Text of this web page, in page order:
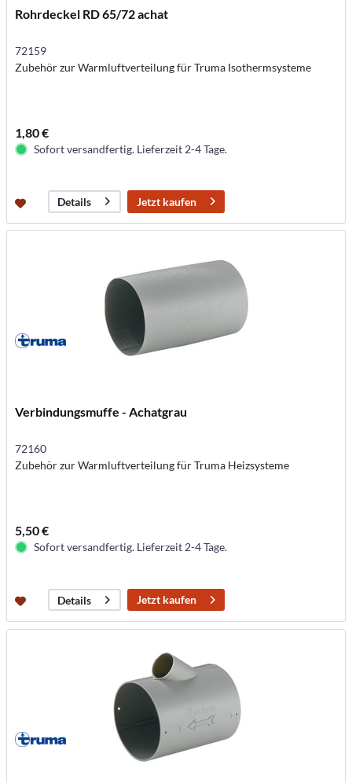
Rohrdeckel RD 65/72 achat
72159
Zubehör zur Warmluftverteilung für Truma Isothermsysteme
1,80 €
Sofort versandfertig. Lieferzeit 2-4 Tage.
Details Jetzt kaufen
Verbindungsmuffe - Achatgrau
72160
Zubehör zur Warmluftverteilung für Truma Heizsysteme
5,50 €
Sofort versandfertig. Lieferzeit 2-4 Tage.
Details Jetzt kaufen